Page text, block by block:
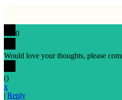
0
Would love your thoughts, please
()
x
| Reply